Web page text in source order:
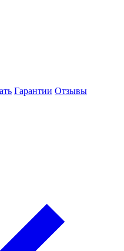
Гарантии Отзывы